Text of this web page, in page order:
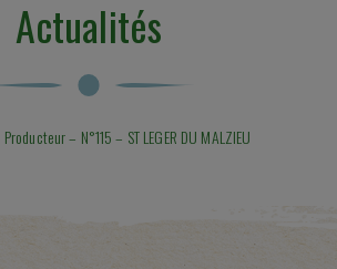
Actualités
En cours :
Producteur – N°115 – ST LEGER DU MALZIEU